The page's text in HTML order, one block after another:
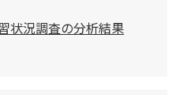
状況調査の分析結果